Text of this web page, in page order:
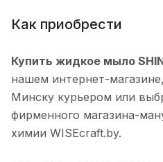
Как приобрести
Купить жидкое мыло
нашем интернет-
Минску курьером или
фирменного магазина-
химии WISEcraft.by.